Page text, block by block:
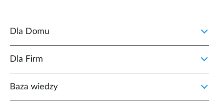
Dla Domu
Dla Firm
Baza wiedzy